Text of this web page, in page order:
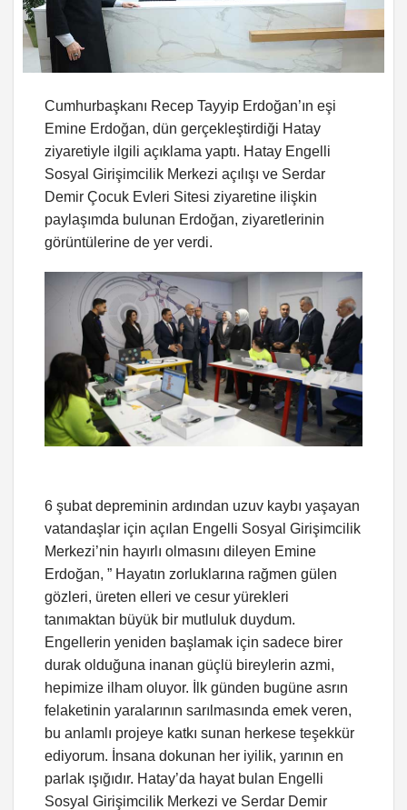
Cumhurbaşkanı Recep Tayyip Erdoğan’ın eşi
Emine Erdoğan, dün gerçekleştirdiği Hatay
ziyaretiyle ilgili açıklama yaptı. Hatay Engelli
Sosyal Girişimcilik Merkezi açılışı ve Serdar
Demir Çocuk Evleri Sitesi ziyaretine ilişkin
paylaşımda bulunan Erdoğan, ziyaretlerinin
görüntülerine de yer verdi.
6 şubat depreminin ardından uzuv kaybı yaşayan
vatandaşlar için açılan Engelli Sosyal Girişimcilik
Merkezi’nin hayırlı olmasını dileyen Emine
Erdoğan, ” Hayatın zorluklarına rağmen gülen
gözleri, üreten elleri ve cesur yürekleri
tanımaktan büyük bir mutluluk duydum.
Engellerin yeniden başlamak için sadece birer
durak olduğuna inanan güçlü bireylerin azmi,
hepimize ilham oluyor. İlk günden bugüne asrın
felaketinin yaralarının sarılmasında emek veren,
bu anlamlı projeye katkı sunan herkese teşekkür
ediyorum. İnsana dokunan her iyilik, yarının en
parlak ışığıdır. Hatay’da hayat bulan Engelli
Sosyal Girişimcilik Merkezi ve Serdar Demir